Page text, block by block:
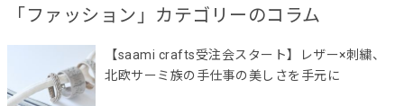
「ファッション」カテゴリーのコラム
【saami crafts受注会スタート】レザー×刺繍、
北欧サーミ族の手仕事の美しさを手元に